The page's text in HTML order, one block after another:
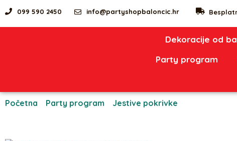
099 590 2450 info@partyshopbaloncic.hr
Dekoracije od
Party program
Početna Party program Jestive pokrivke